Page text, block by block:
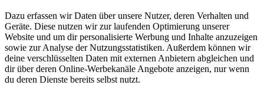
Dazu erfassen wir Daten über unsere Nutzer, deren Verhalten und
Geräte. Diese nutzen wir zur laufenden Optimierung unserer
Website und um dir personalisierte Werbung und Inhalte anzuzeigen
sowie zur Analyse der Nutzungsstatistiken. Außerdem können wir
deine verschlüsselten Daten mit externen Anbietern abgleichen und
dir über deren Online-Werbekanäle Angebote anzeigen, nur wenn
du deren Dienste bereits selbst nutzt.